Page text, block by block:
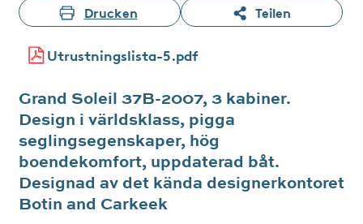
Drucken Teilen
Utrustningslista-5.pdf
Grand Soleil 37B-2007, 3 kabiner.
Design i världsklass, pigga
seglingsegenskaper, hög
boendekomfort, uppdaterad båt.
Designad av det kända designerkontoret
Botin and Carkeek